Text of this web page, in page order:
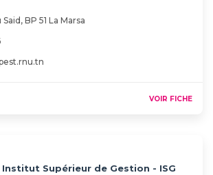
BP 51 La Marsa
VOIR FICHE
Institut Supérieur de Gestion - ISG